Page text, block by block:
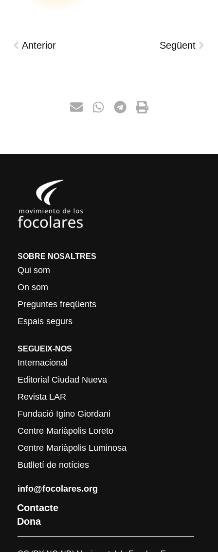
Anterior Següent
SOBRE NOSALTRES
Qui som
On som
Preguntes freqüents
Espais segurs
SEGUEIX-NOS
Internacional
Editorial Ciudad Nueva
Revista LAR
Fundació Igino Giordani
Centre Mariàpolis Loreto
Centre Mariàpolis Luminosa
Butlletí de notícies
info@focolares.org
Contacte
Dona